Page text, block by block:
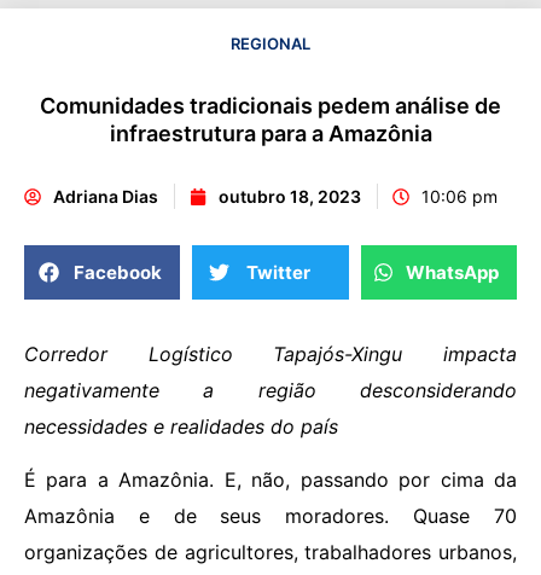
REGIONAL
Comunidades tradicionais pedem análise de
infraestrutura para a Amazônia
Adriana Dias outubro 18, 2023 10:06 pm
Facebook Twitter WhatsApp
Corredor Logístico Tapajós-Xingu impacta
negativamente a região desconsiderando
necessidades e realidades do país
É para a Amazônia. E, não, passando por cima da
Amazônia e de seus moradores. Quase 70
organizações de agricultores, trabalhadores urbanos,